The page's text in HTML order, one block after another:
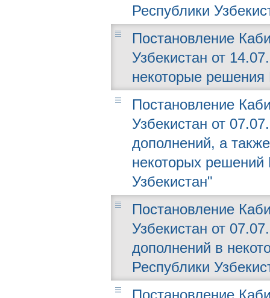
Республики
Постановление
Узбекистан от
некоторые решения
Постановление
Узбекистан от
дополнений, а
некоторых решений
Узбекистан"
Постановление
Узбекистан от
дополнений в
Республики
Постановление